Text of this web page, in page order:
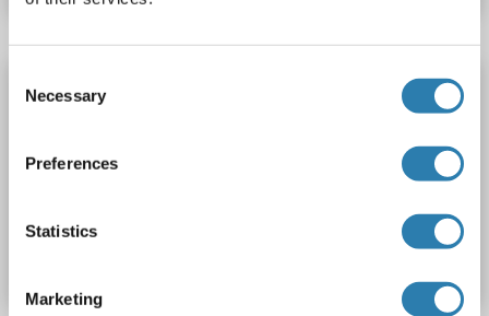
Selection
Necessary
Preferences
Statistics
Marketing
NAIP Kit ELISA